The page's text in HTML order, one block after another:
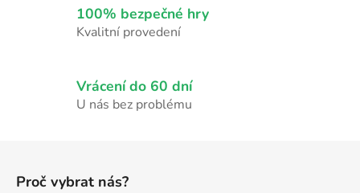
k
y
p
i
100% bezpečné hry
Kvalitní provedení
Vrácení do 60 dní
U nás bez problému
Proč vybrat nás?